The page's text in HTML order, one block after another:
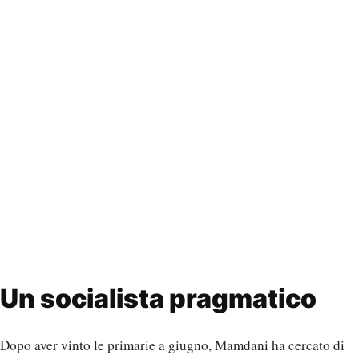
Un socialista pragmatico
Dopo aver vinto le primarie a giugno, Mamdani ha cercato di